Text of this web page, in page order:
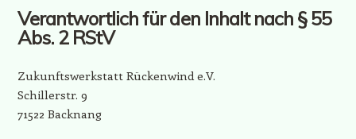
Verantwortlich für den Inhalt nach § 55
Abs. 2 RStV
Zukunftswerkstatt Rückenwind e.V.
Schillerstr. 9
71522 Backnang